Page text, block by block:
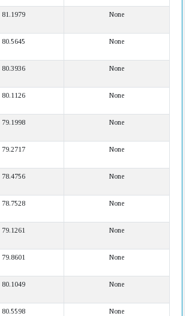
81.1979 None
80.5645 None
80.3936 None
80.1126 None
79.1998 None
79.2717 None
78.4756 None
78.7528 None
79.1261 None
79.8601 None
80.1049 None
80.5598 None